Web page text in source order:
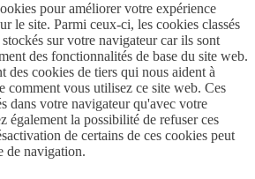
pour améliorer votre expérience
le site. Parmi ceux-ci, les cookies classés
sur votre navigateur car ils sont
des fonctionnalités de base du site web.
des cookies de tiers qui nous aident à
comment vous utilisez ce site web. Ces
dans votre navigateur qu'avec votre
également la possibilité de refuser ces
de certains de ces cookies peut
de navigation.